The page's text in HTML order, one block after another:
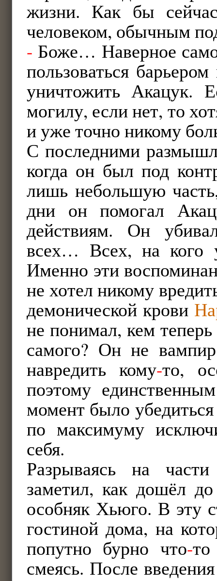
жизни. Как бы
человеком, обычным
- Боже… Наверное
пользоваться
уничтожить Акацук.
могилу, если нет, то
и уже точно никому
С последними
когда он был под
лишь небольшую
дни он помогал
действиям. Он
всех… Всех, на кого
Именно эти
не хотел никому
демонической крови
не понимал, кем
самого? Он не
навредить кому-то,
поэтому
момент было
по максимуму
себя.
Разрываясь на
заметил, как дошёл
особняк Хьюго. В эту
гостиной дома, на
попутно бурно что-
смеясь. После